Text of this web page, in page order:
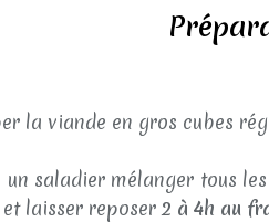
la viande en gros cubes
un saladier mélanger tous
laisser reposer2 à 4h au